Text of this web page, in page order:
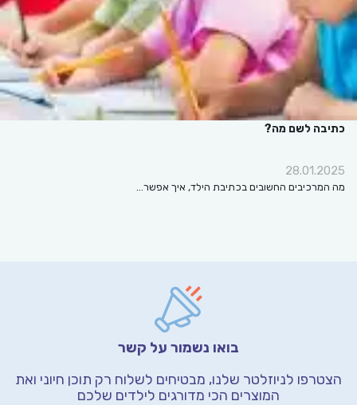
כתיבה לשם מה?
28.01.2025
מה המרכיבים החשובים בכתיבת הילד, איך אפשר…
בואו נשמור על קשר
הצטרפו לניוזלטר שלנו, מבטיחים לשלוח רק תוכן חיוני ואת
המוצרים הכי מדורגים לילדים שלכם